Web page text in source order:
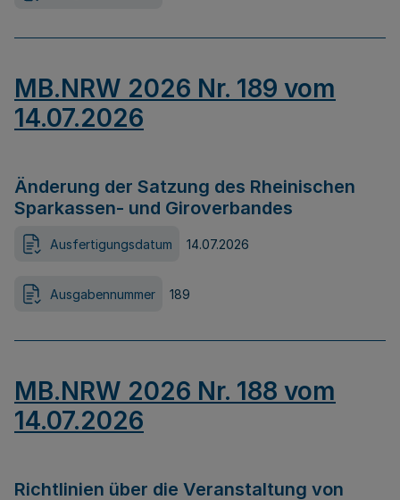
MB.NRW 2026 Nr. 189 vom
14.07.2026
Änderung der Satzung des Rheinischen
Sparkassen- und Giroverbandes
Ausfertigungsdatum 14.07.2026
Ausgabennummer 189
MB.NRW 2026 Nr. 188 vom
14.07.2026
Richtlinien über die Veranstaltung von